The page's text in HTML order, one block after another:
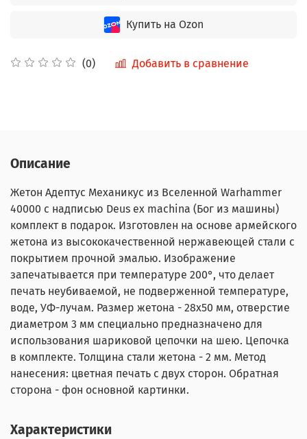
(0) Добавить в сравнение
Купить на Ozon
Описание
Жетон Адептус Механикус из Вселенной Warhammer
40000 с надписью Deus ex machina (Бог из машины)
комплект в подарок. Изготовлен на основе армейского
жетона из высококачественной нержавеющей стали с
покрытием прочной эмалью. Изображение
запечатывается при температуре 200°, что делает
печать неубиваемой, не подверженной температуре,
воде, УФ-лучам. Размер жетона - 28х50 мм, отверстие
диаметром 3 мм специально предназначено для
использования шариковой цепочки на шею. Цепочка
в комплекте. Толщина стали жетона - 2 мм. Метод
нанесения: цветная печать с двух сторон. Обратная
сторона - фон основной картинки.
Характеристики